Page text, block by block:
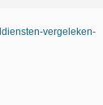
vergeleken-